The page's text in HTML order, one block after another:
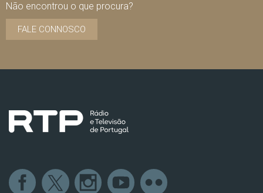
Não encontrou o que procura?
FALE CONNOSCO